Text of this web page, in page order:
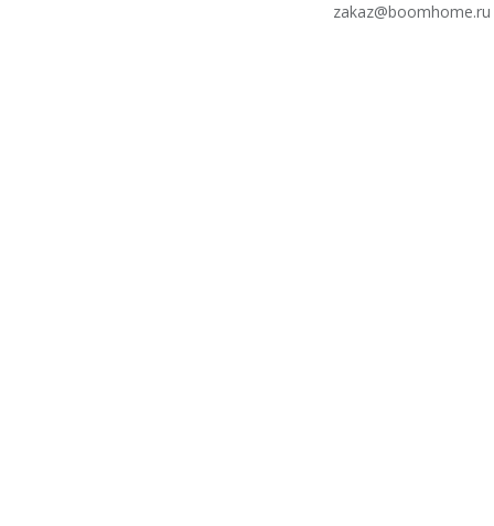
zakaz@boomhome.ru